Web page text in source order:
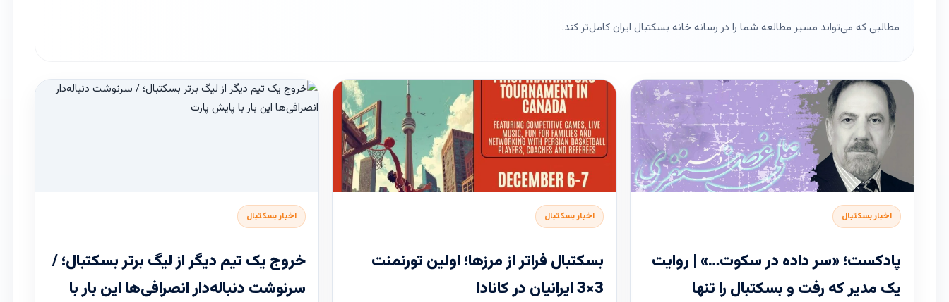
مطالبی که می‌تواند مسیر مطالعه شما را در رسانه خانه بسکتبال ایران کامل‌تر کند.
اخبار بسکتبال
پادکست؛ «سر داده در سکوت…» | روایت
یک مدیر که رفت و بسکتبال را تنها
اخبار بسکتبال
بسکتبال فراتر از مرزها؛ اولین تورنمنت
3×3 ایرانیان در کانادا
اخبار بسکتبال
خروج یک تیم دیگر از لیگ برتر بسکتبال؛ /
سرنوشت دنباله‌دار انصرافی‌ها این بار با